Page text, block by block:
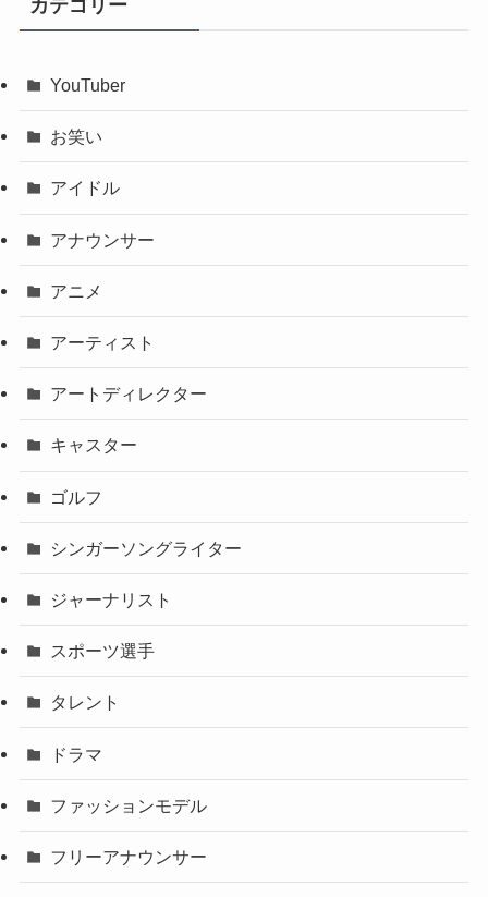
カテゴリー
YouTuber
お笑い
アイドル
アナウンサー
アニメ
アーティスト
アートディレクター
キャスター
ゴルフ
シンガーソングライター
ジャーナリスト
スポーツ選手
タレント
ドラマ
ファッションモデル
フリーアナウンサー